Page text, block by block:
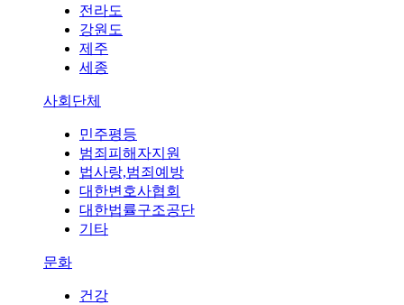
전라도
강원도
제주
세종
사회단체
민주평등
범죄피해자지원
법사랑,범죄예방
대한변호사협회
대한법률구조공단
기타
문화
건강